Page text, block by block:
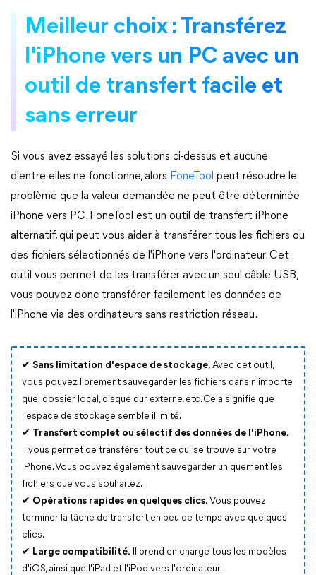
Meilleur choix : Transférez
l'iPhone vers un PC avec un
outil de transfert facile et
sans erreur
Si vous avez essayé les solutions ci-dessus et aucune
d'entre elles ne fonctionne, alors FoneTool peut résoudre le
problème que la valeur demandée ne peut être déterminée
iPhone vers PC. FoneTool est un outil de transfert iPhone
alternatif, qui peut vous aider à transférer tous les fichiers ou
des fichiers sélectionnés de l'iPhone vers l'ordinateur. Cet
outil vous permet de les transférer avec un seul câble USB,
vous pouvez donc transférer facilement les données de
l'iPhone via des ordinateurs sans restriction réseau.
✔ Sans limitation d'espace de stockage. Avec cet outil,
vous pouvez librement sauvegarder les fichiers dans n'importe
quel dossier local, disque dur externe, etc. Cela signifie que
l'espace de stockage semble illimité.
✔ Transfert complet ou sélectif des données de l'iPhone.
Il vous permet de transférer tout ce qui se trouve sur votre
iPhone. Vous pouvez également sauvegarder uniquement les
fichiers que vous souhaitez.
✔ Opérations rapides en quelques clics. Vous pouvez
terminer la tâche de transfert en peu de temps avec quelques
clics.
✔ Large compatibilité. Il prend en charge tous les modèles
d'iOS, ainsi que l'iPad et l'iPod vers l'ordinateur.